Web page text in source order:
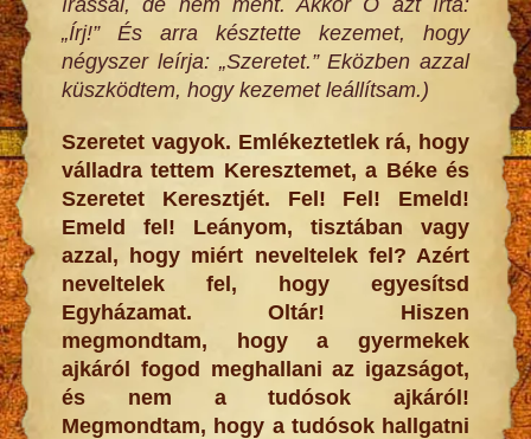
„Írj!” És arra késztette kezemet, hogy
négyszer leírja: „Szeretet.” Eközben azzal
küszködtem, hogy kezemet leállítsam.)
Szeretet vagyok. Emlékeztetlek rá, hogy
válladra tettem Keresztemet, a Béke és
Szeretet Keresztjét. Fel! Fel! Emeld!
Emeld fel! Leányom, tisztában vagy
azzal, hogy miért neveltelek fel? Azért
neveltelek fel, hogy egyesítsd
Egyházamat. Oltár! Hiszen
megmondtam, hogy a gyermekek
ajkáról fogod meghallani az igazságot,
és nem a tudósok ajkáról!
Megmondtam, hogy a tudósok hallgatni